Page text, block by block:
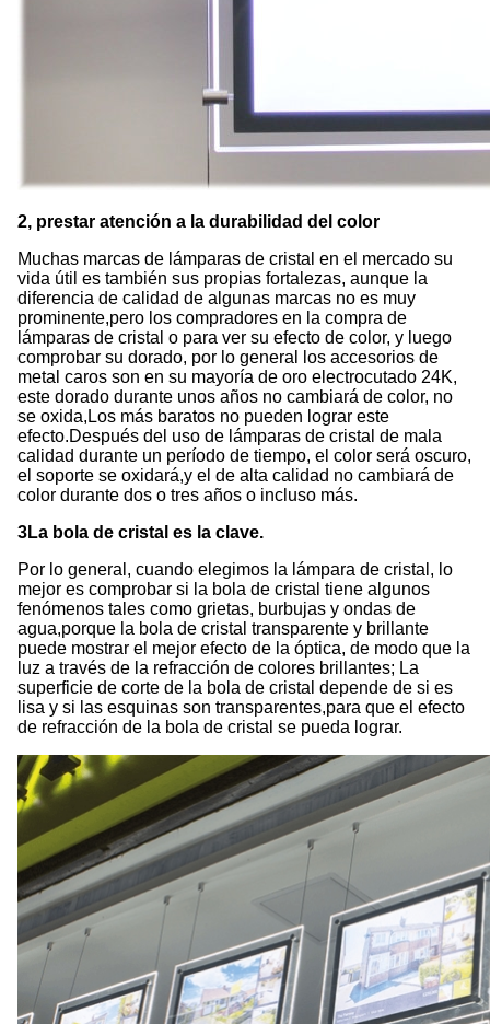
2, prestar atención a la durabilidad del color
Muchas marcas de lámparas de cristal en el mercado su
vida útil es también sus propias fortalezas, aunque la
diferencia de calidad de algunas marcas no es muy
prominente,pero los compradores en la compra de
lámparas de cristal o para ver su efecto de color, y luego
comprobar su dorado, por lo general los accesorios de
metal caros son en su mayoría de oro electrocutado 24K,
este dorado durante unos años no cambiará de color, no
se oxida,Los más baratos no pueden lograr este
efecto.Después del uso de lámparas de cristal de mala
calidad durante un período de tiempo, el color será oscuro,
el soporte se oxidará,y el de alta calidad no cambiará de
color durante dos o tres años o incluso más.
3La bola de cristal es la clave.
Por lo general, cuando elegimos la lámpara de cristal, lo
mejor es comprobar si la bola de cristal tiene algunos
fenómenos tales como grietas, burbujas y ondas de
agua,porque la bola de cristal transparente y brillante
puede mostrar el mejor efecto de la óptica, de modo que la
luz a través de la refracción de colores brillantes; La
superficie de corte de la bola de cristal depende de si es
lisa y si las esquinas son transparentes,para que el efecto
de refracción de la bola de cristal se pueda lograr.